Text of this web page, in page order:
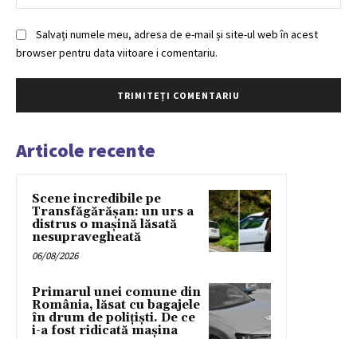
Salvați numele meu, adresa de e-mail și site-ul web în acest
browser pentru data viitoare i comentariu.
Articole recente
Scene incredibile pe
Transfăgărășan: un urs a
distrus o mașină lăsată
nesupravegheată
06/08/2026
Primarul unei comune din
România, lăsat cu bagajele
în drum de poliţişti. De ce
i-a fost ridicată maşina